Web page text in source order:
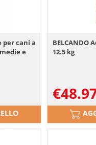
per cani a
e
BELCANDO
12.5 kg
€